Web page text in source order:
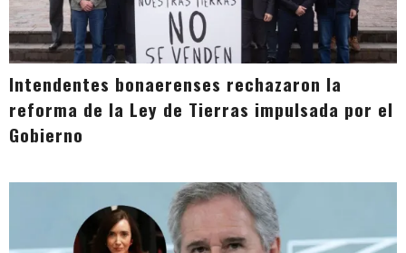
Intendentes bonaerenses rechazaron la
reforma de la Ley de Tierras impulsada por el
Gobierno